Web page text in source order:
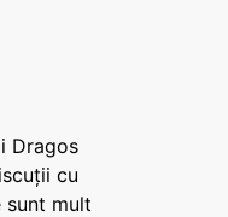
Dragos
cu
sunt mult